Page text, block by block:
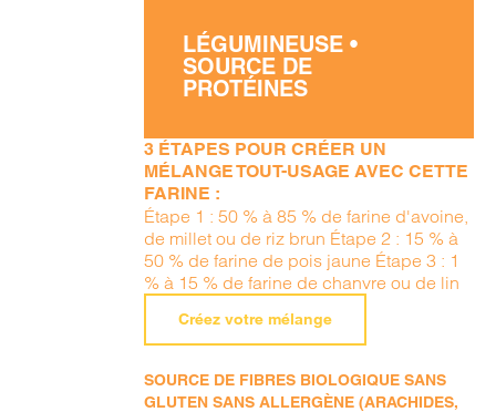
LÉGUMINEUSE •
SOURCE DE
PROTÉINES
3 ÉTAPES POUR CRÉER UN
MÉLANGE TOUT-USAGE AVEC CETTE
FARINE :
Étape 1 : 50 % à 85 % de farine d'avoine,
de millet ou de riz brun Étape 2 : 15 % à
50 % de farine de pois jaune Étape 3 : 1
% à 15 % de farine de chanvre ou de lin
Créez votre mélange
SOURCE DE FIBRES BIOLOGIQUE SANS
GLUTEN SANS ALLERGÈNE (ARACHIDES,